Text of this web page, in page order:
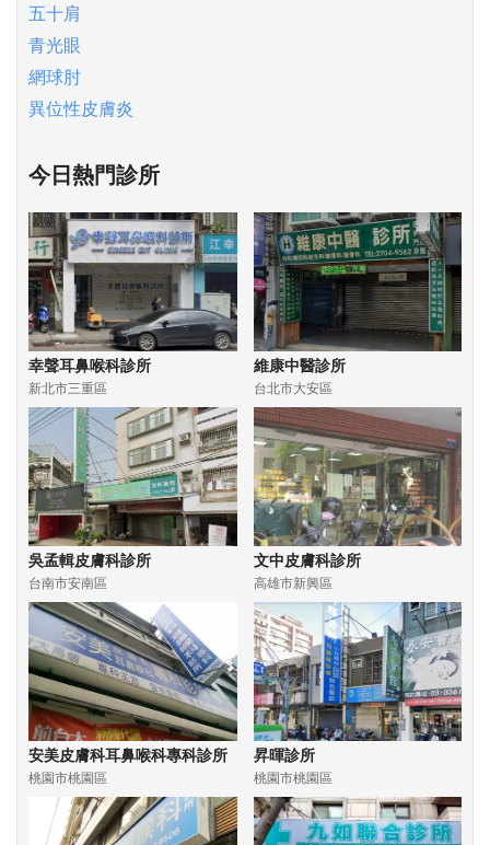
五十肩
青光眼
網球肘
異位性皮膚炎
今日熱門診所
幸聲耳鼻喉科診所
新北市三重區
維康中醫診所
台北市大安區
吳孟輯皮膚科診所
台南市安南區
文中皮膚科診所
高雄市新興區
安美皮膚科耳鼻喉科專科診所
桃園市桃園區
昇暉診所
桃園市桃園區